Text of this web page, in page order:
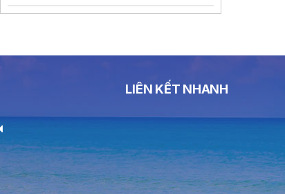
LIÊN KẾT NHANH